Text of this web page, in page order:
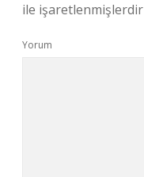
ile işaretlenmişlerdir
Yorum